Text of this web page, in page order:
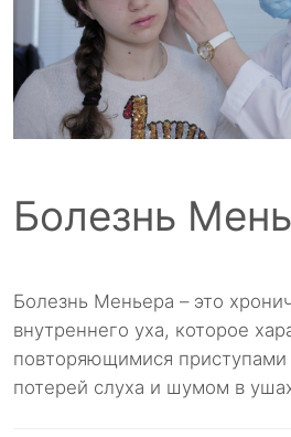
Болезнь
Болезнь Меньера – это
внутреннего уха, которое
повторяющимися приступами
потерей слуха и шумом в